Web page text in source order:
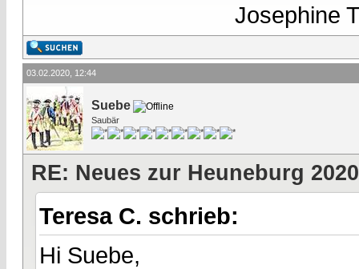
Josephine
03.02.2020, 12:44
Suebe
Saubär
RE: Neues zur Heuneburg 2020
Teresa C. schrieb:
Hi Suebe,